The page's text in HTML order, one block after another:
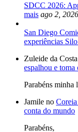
SDCC 2026:
mais ago 2, 2026
San Diego
experiências
Zuleide da
espalhou e
Parabéns minha
Jamile no
conta do mundo
Parabéns,